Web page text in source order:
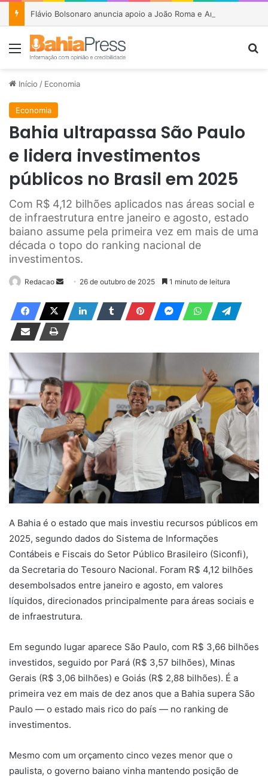
Menu
Início / Economia
Economia
Bahia ultrapassa São Paulo
e lidera investimentos
públicos no Brasil em 2025
Com R$ 4,12 bilhões aplicados nas áreas social e
de infraestrutura entre janeiro e agosto, estado
baiano assume pela primeira vez em mais de uma
década o topo do ranking nacional de
investimentos.
Redacao
n
d
e
u
m
e
m
a
i
l
26 de outubro de 2025 1 minuto de leitura
A Bahia é o estado que mais investiu recursos públicos em
2025, segundo dados do Sistema de Informações
Contábeis e Fiscais do Setor Público Brasileiro (Siconfi),
da Secretaria do Tesouro Nacional. Foram R$ 4,12 bilhões
desembolsados entre janeiro e agosto, em valores
líquidos, direcionados principalmente para áreas sociais e
de infraestrutura.
Em segundo lugar aparece São Paulo, com R$ 3,66 bilhões
investidos, seguido por Pará (R$ 3,57 bilhões), Minas
Gerais (R$ 3,06 bilhões) e Goiás (R$ 2,88 bilhões). É a
primeira vez em mais de dez anos que a Bahia supera São
Paulo — o estado mais rico do país — no ranking de
investimentos.
Mesmo com um orçamento cinco vezes menor que o
paulista, o governo baiano vinha mantendo posição de